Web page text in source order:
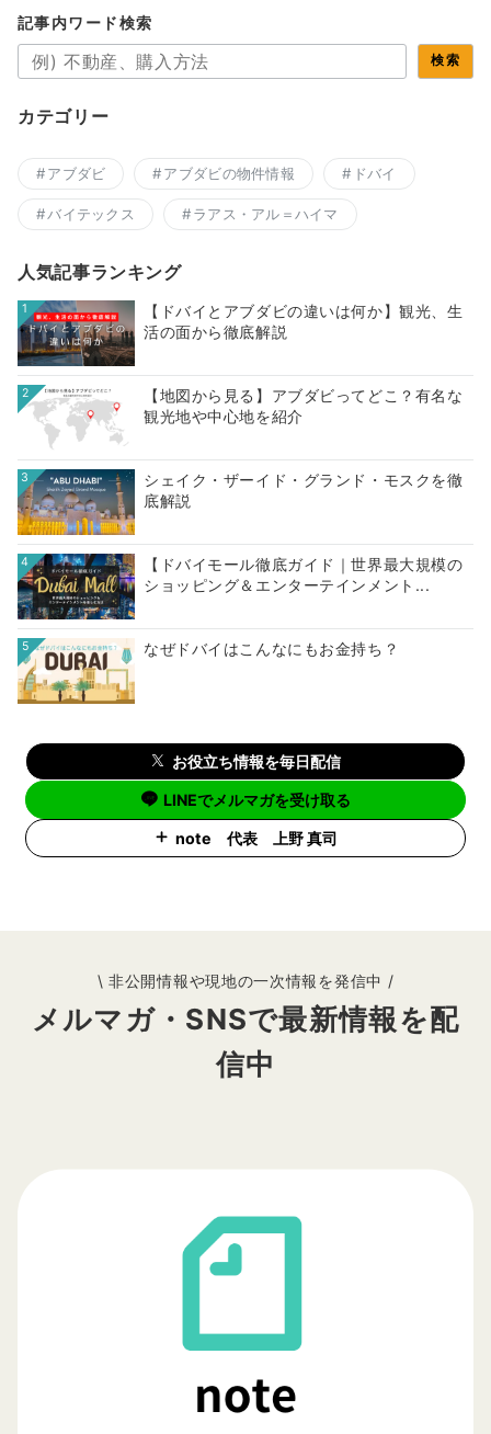
記事内ワード検索
検索
カテゴリー
アブダビ アブダビの物件情報 ドバイ
バイテックス ラアス・アル＝ハイマ
人気記事ランキング
1
【ドバイとアブダビの違いは何か】観光、生
活の面から徹底解説
2
【地図から見る】アブダビってどこ？有名な
観光地や中心地を紹介
3
シェイク・ザーイド・グランド・モスクを徹
底解説
4
【ドバイモール徹底ガイド｜世界最大規模の
ショッピング＆エンターテインメント...
5 なぜドバイはこんなにもお金持ち？
お役立ち情報を毎日配信
LINEでメルマガを受け取る
note 代表 上野 真司
\ 非公開情報や現地の一次情報を発信中 /
メルマガ・SNSで最新情報を配
信中